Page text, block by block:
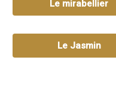
Le mirabellier
Le Jasmin